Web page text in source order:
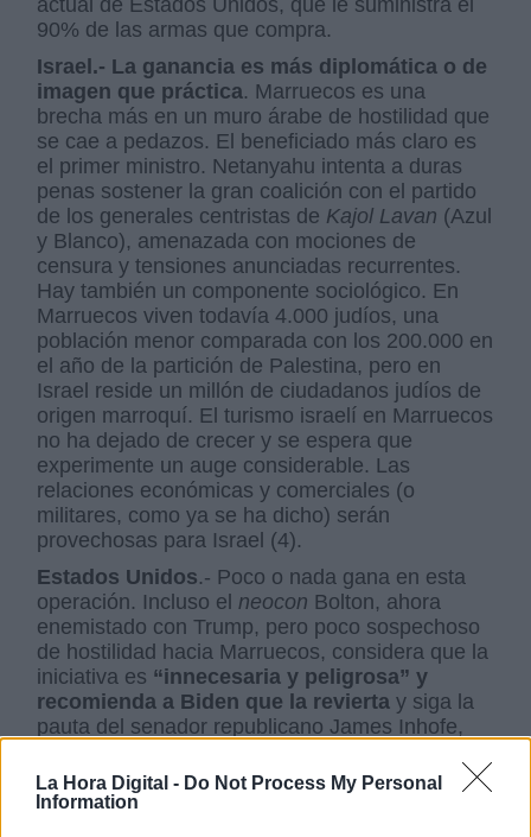
La Hora Digital - Do Not Process My Personal
Information
90% de las armas que compra.
Israel.- La ganancia es más diplomática o de
imagen que práctica. Marruecos es una
brecha más en un muro árabe de hostilidad que
se cae a pedazos. El beneficiado más claro es
el primer ministro. Netanyahu intenta a duras
penas sostener la gran coalición con el partido
de los generales centristas de Kajol Lavan (Azul
y Blanco), amenazada con mociones de
censura y tensiones anunciadas recurrentes.
Hay también un componente sociológico. En
Marruecos viven todavía 4.000 judíos, una
población menor comparada con los 200.000 en
el año de la partición de Palestina, pero en
Israel reside un millón de ciudadanos judíos de
origen marroquí. El turismo israelí en Marruecos
no ha dejado de crecer y se espera que
experimente un auge considerable. Las
relaciones económicas y comerciales (o
militares, como ya se ha dicho) serán
provechosas para Israel (4).
Estados Unidos.- Poco o nada gana en esta
operación. Incluso el neocon Bolton, ahora
enemistado con Trump, pero poco sospechoso
de hostilidad hacia Marruecos, considera que la
iniciativa es “innecesaria y peligrosa” y
recomienda a Biden que la revierta y siga la
pauta del senador republicano James Inhofe,
Zunes, experto en la materia y profesor de la
Universidad de San Francisco, recuerda los